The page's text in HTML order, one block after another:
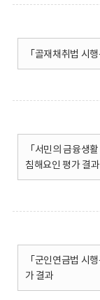
「골재채취법 시
「서민의 금융생
침해요인 평가 결과
「군인연금법 시
가 결과